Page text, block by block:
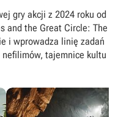
gry akcji z 2024 roku od
and the Great Circle: The
i wprowadza linię zadań
tajemnice kultu